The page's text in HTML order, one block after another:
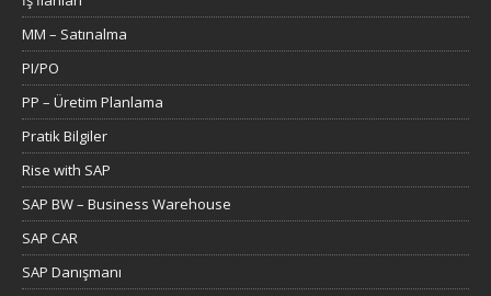
MM – Satınalma
PI/PO
PP – Üretim Planlama
Pratik Bilgiler
Rise with SAP
SAP BW – Business Warehouse
SAP CAR
SAP Danışmanı